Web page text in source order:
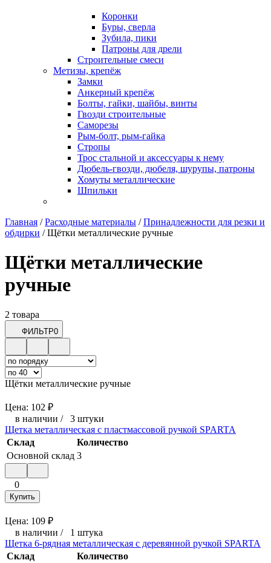
Коронки
Буры, сверла
Зубила, пики
Патроны для дрели
Строительные смеси
Метизы, крепёж
Замки
Анкерный крепёж
Болты, гайки, шайбы, винты
Гвозди строительные
Саморезы
Рым-болт, рым-гайка
Стропы
Трос стальной и аксессуары к нему
Дюбель-гвозди, дюбеля, шурупы, патроны
Хомуты металлические
Шпильки
Главная /Расходные материалы /Принадлежности для резки и
обдирки /Щётки металлические ручные
Щётки металлические
ручные
2 товара
ФИЛЬТР0
Щётки металлические ручные
Цена: 102 ₽
в наличии / 3 штуки
Щетка металлическая с пластмассовой ручкой SPARTA
Склад
Количество
Основной склад 3
0
Купить
Цена: 109 ₽
в наличии / 1 штука
Щетка 6-рядная металлическая с деревянной ручкой SPARTA
Склад
Количество